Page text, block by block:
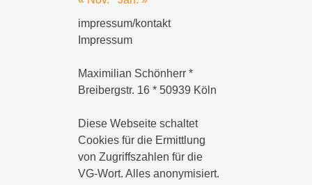
impressum/kontakt
Impressum
Maximilian Schönherr *
Breibergstr. 16 * 50939 Köln
Diese Webseite schaltet
Cookies für die Ermittlung
von Zugriffszahlen für die
VG-Wort. Alles anonymisiert.